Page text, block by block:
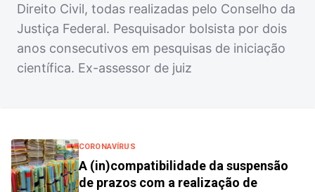
Direito Civil, todas realizadas pelo Conselho da
Justiça Federal. Pesquisador bolsista por dois
anos consecutivos em pesquisas de iniciação
científica. Ex-assessor de juiz
CORONAVÍRUS
A (in)compatibilidade da suspensão
de prazos com a realização de